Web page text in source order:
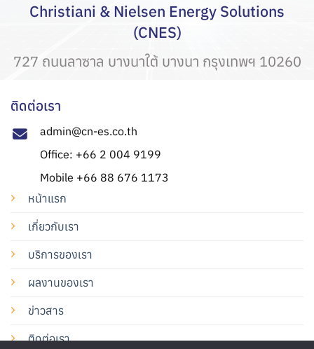
Christiani & Nielsen Energy Solutions
(CNES)
727 ถนนลาซาล บางนาใต้ บางนา กรุงเทพฯ 10260
หน้าแรก
เกี่ยวกับเรา
บริการของเรา
ผลงานของเรา
ข่าวสาร
ติดต่อเรา
ติดต่อเรา
admin@cn-es.co.th
Office: +66 2 004 9199
Mobile +66 88 676 1173